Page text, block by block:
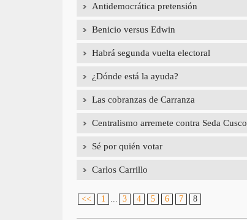
Antidemocrática pretensión
Benicio versus Edwin
Habrá segunda vuelta electoral
¿Dónde está la ayuda?
Las cobranzas de Carranza
Centralismo arremete contra Seda Cusco
Sé por quién votar
Carlos Carrillo
<< 1 3 4 5 6 7 8